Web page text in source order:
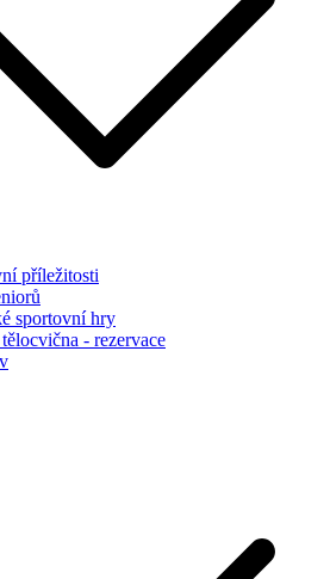
příležitosti
sportovní hry
- rezervace